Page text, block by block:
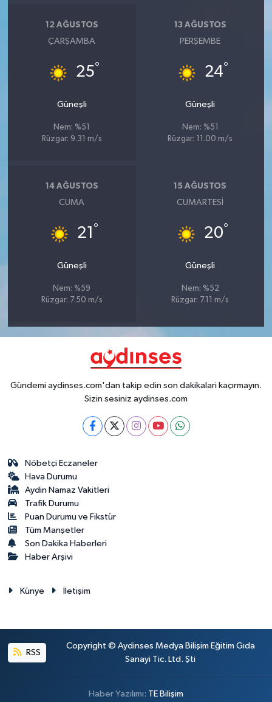
12 AĞUSTOS
ÇARŞAMBA
25°
Güneşli
Nem: %51
Rüzgar: 9.31 m/s
13 AĞUSTOS
PERŞEMBE
24°
Güneşli
Nem: %51
Rüzgar: 11.00 m/s
14 AĞUSTOS
CUMA
21 °
Güneşli
Nem: %59
Rüzgar: 7.50 m/s
15 AĞUSTOS
CUMARTESI
20°
Güneşli
Nem: %52
Rüzgar: 7.11 m/s
Gündemi aydinses.com'dan takip edin son dakikalari kaçırmayın.
Sizin sesiniz aydinses.com
Nöbetçi Eczaneler
Hava Durumu
Aydin Namaz Vakitleri
Trafik Durumu
Puan Durumu ve Fikstür
Tüm Manşetler
Son Dakika Haberleri
Haber Arşivi
Künye İletişim
RSS
Copyright © Aydinses Medya Bilişim Eğitim Gıda
Sanayi Tic. Ltd. Şti
Haber Yazılımı: TE Bilişim